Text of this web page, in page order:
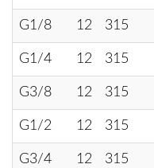
G1/8 12 315
G1/4 12 315
G3/8 12 315
G1/2 12 315
G3/4 12 315